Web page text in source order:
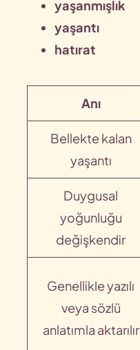
yaşanmışlık
yaşantı
hatırat
Anı
Bellekte kalan
yaşantı
Duygusal
yoğunluğu
değişkendir
Genellikle yazılı
veya sözlü
anlatımla aktarılır